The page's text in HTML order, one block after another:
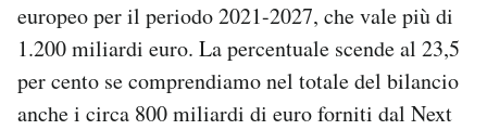
europeo per il periodo 2021-2027, che vale più di
1.200 miliardi euro. La percentuale scende al 23,5
per cento se comprendiamo nel totale del bilancio
anche i circa 800 miliardi di euro forniti dal Next